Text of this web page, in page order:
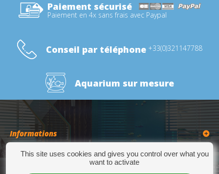
Paiement sécurisé
Paiement en 4x sans frais avec Paypal
Conseil par téléphone +33(0)321147788
Aquarium sur mesure
Informations
Catégories
This site uses cookies and gives you control over what you
want to activate